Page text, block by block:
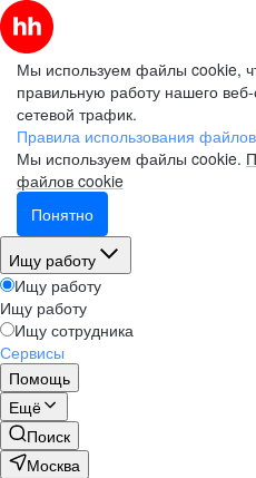
Мы используем файлы cookie,
правильную работу нашего
сетевой трафик.
Правила использования
Мы используем файлы cookie.
файлов cookie
Понятно
Ищу работу
Ищу работу
Ищу работу
Ищу сотрудника
Сервисы
Помощь
Ещё
Поиск
Москва